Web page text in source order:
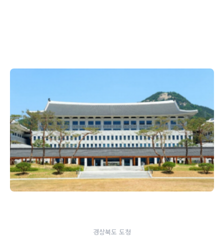
경상북도 도청